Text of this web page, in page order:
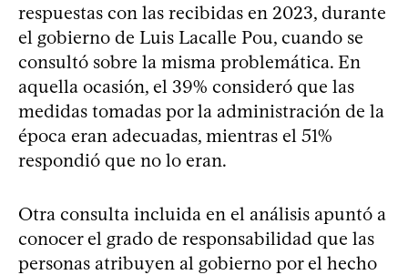
respuestas con las recibidas en 2023, durante
el gobierno de Luis Lacalle Pou, cuando se
consultó sobre la misma problemática. En
aquella ocasión, el 39% consideró que las
medidas tomadas por la administración de la
época eran adecuadas, mientras el 51%
respondió que no lo eran.
Otra consulta incluida en el análisis apuntó a
conocer el grado de responsabilidad que las
personas atribuyen al gobierno por el hecho